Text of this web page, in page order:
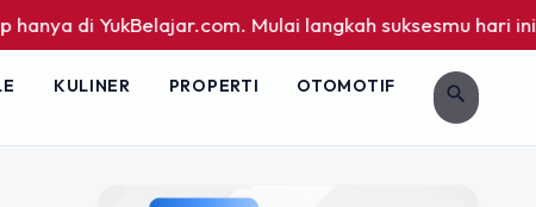
Mulai langkah suksesmu hari ini! • Mau
KULINER PROPERTI OTOMOTIF search